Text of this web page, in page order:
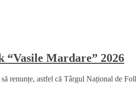
Mardare” 2026
renunțe, astfel că Târgul Național de